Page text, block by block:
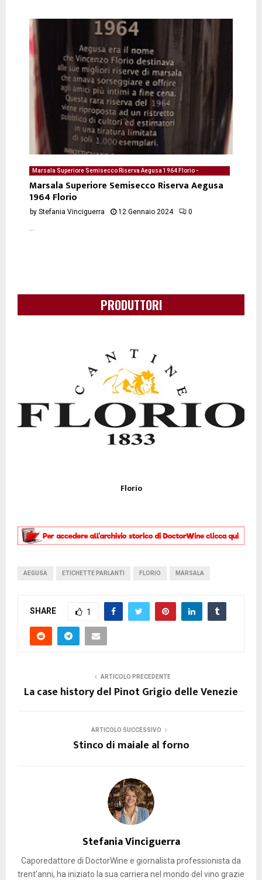
Marsala Superiore Semisecco Riserva Aegusa 1964 Florio -
degustazione del 12/01/2024 di Stefania Vinciguerra
Marsala Superiore Semisecco Riserva Aegusa
1964 Florio
by Stefania Vinciguerra 12 Gennaio 2024 0
...
PRODUTTORI
Florio
AEGUSA ETICHETTE PARLANTI FLORIO MARSALA
SHARE 1
ARTICOLO PRECEDENTE
La case history del Pinot Grigio delle Venezie
ARTICOLO SUCCESSIVO
Stinco di maiale al forno
Stefania Vinciguerra
Caporedattore di DoctorWine e giornalista professionista da
trent'anni, ha iniziato la sua carriera nel mondo del vino grazie